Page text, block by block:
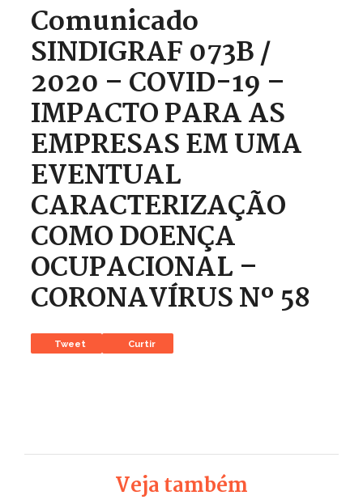
Comunicado
SINDIGRAF 073B /
2020 – COVID-19 –
IMPACTO PARA AS
EMPRESAS EM UMA
EVENTUAL
CARACTERIZAÇÃO
COMO DOENÇA
OCUPACIONAL –
CORONAVÍRUS Nº 58
Tweet Curtir
Veja também